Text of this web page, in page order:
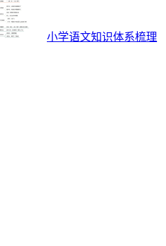
小学语文知识体系梳理